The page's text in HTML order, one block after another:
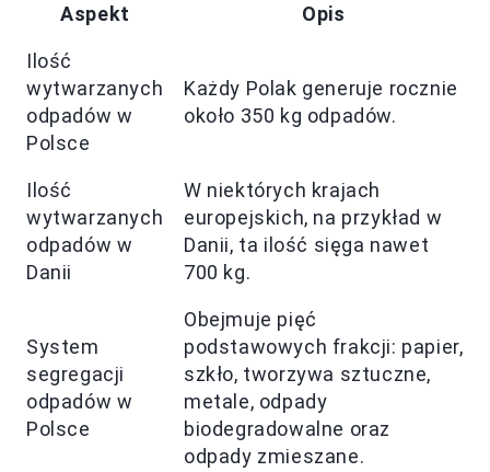
Aspekt Opis
Ilość
wytwarzanych
odpadów w
Polsce
Każdy Polak generuje rocznie
około 350 kg odpadów.
Ilość
wytwarzanych
odpadów w
Danii
W niektórych krajach
europejskich, na przykład w
Danii, ta ilość sięga nawet
700 kg.
System
segregacji
odpadów w
Polsce
Obejmuje pięć
podstawowych frakcji: papier,
szkło, tworzywa sztuczne,
metale, odpady
biodegradowalne oraz
odpady zmieszane.